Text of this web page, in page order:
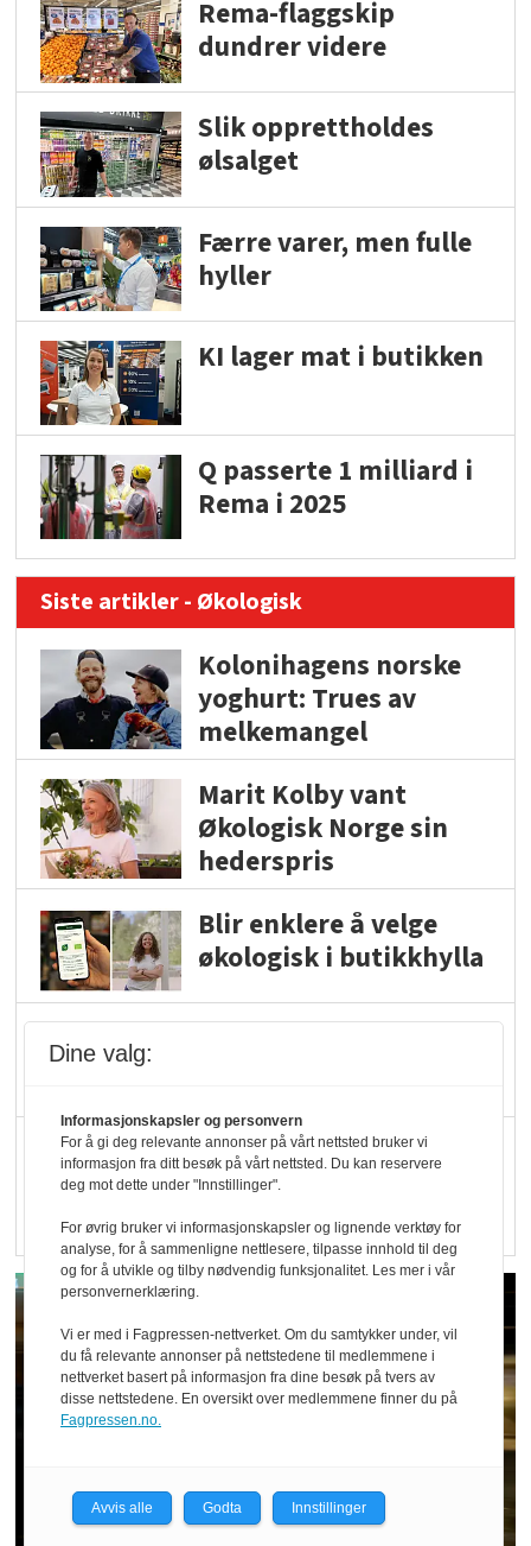
Rema-flaggskip
dundrer videre
Slik opprettholdes
ølsalget
Færre varer, men fulle
hyller
KI lager mat i butikken
Q passerte 1 milliard i
Rema i 2025
Siste artikler - Økologisk
Kolonihagens norske
yoghurt: Trues av
melkemangel
Marit Kolby vant
Økologisk Norge sin
hederspris
Blir enklere å velge
økologisk i butikkhylla
Rapport: Økokundene
er klare! Er markedet
det?
Dine valg:
Informasjonskapsler og personvern
For å gi deg relevante annonser på vårt nettsted bruker vi
informasjon fra ditt besøk på vårt nettsted. Du kan reservere
deg mot dette under "Innstillinger".
For øvrig bruker vi informasjonskapsler og lignende verktøy for
analyse, for å sammenligne nettlesere, tilpasse innhold til deg
og for å utvikle og tilby nødvendig funksjonalitet. Les mer i vår
personvernerklæring.
Vi er med i Fagpressen-nettverket. Om du samtykker under, vil
du få relevante annonser på nettstedene til medlemmene i
nettverket basert på informasjon fra dine besøk på tvers av
disse nettstedene. En oversikt over medlemmene finner du på
Fagpressen.no.
Avvis alle Godta Innstillinger